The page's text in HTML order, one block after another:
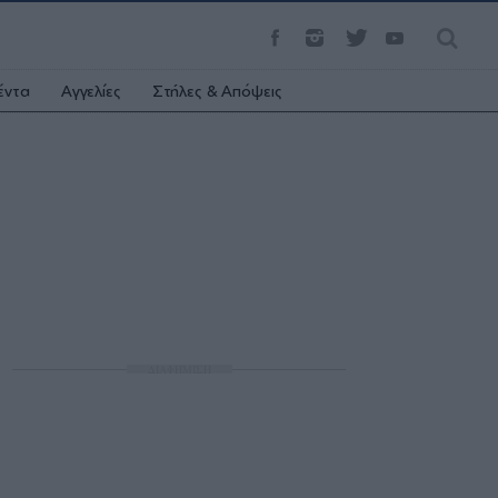
Αγγελίες Στήλες & Απόψεις